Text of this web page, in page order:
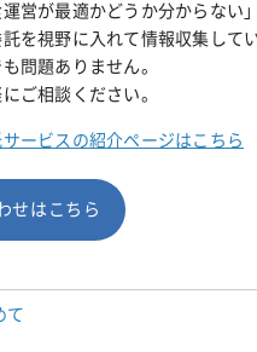
運営が最適かどうか分からない」
託を視野に入れて情報収集してい
問題ありません。
ご相談ください。
ービスの紹介ページはこちら
せはこちら
て